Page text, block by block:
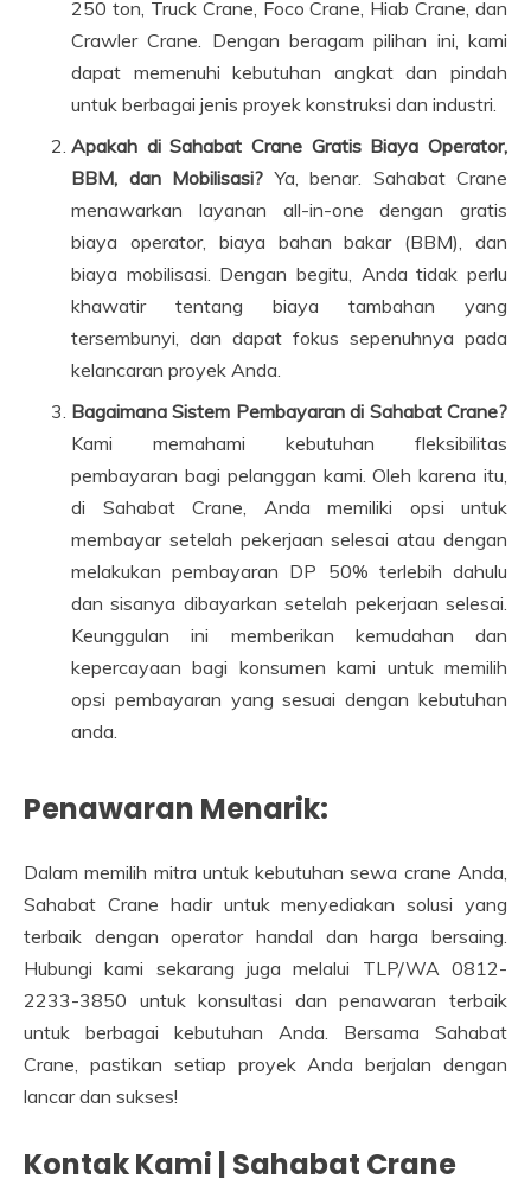
250 ton, Truck Crane, Foco Crane, Hiab Crane, dan
Crawler Crane. Dengan beragam pilihan ini, kami
dapat memenuhi kebutuhan angkat dan pindah
untuk berbagai jenis proyek konstruksi dan industri.
Apakah di Sahabat Crane Gratis Biaya Operator,
BBM, dan Mobilisasi? Ya, benar. Sahabat Crane
menawarkan layanan all-in-one dengan gratis
biaya operator, biaya bahan bakar (BBM), dan
biaya mobilisasi. Dengan begitu, Anda tidak perlu
khawatir tentang biaya tambahan yang
tersembunyi, dan dapat fokus sepenuhnya pada
kelancaran proyek Anda.
Bagaimana Sistem Pembayaran di Sahabat Crane?
Kami memahami kebutuhan fleksibilitas
pembayaran bagi pelanggan kami. Oleh karena itu,
di Sahabat Crane, Anda memiliki opsi untuk
membayar setelah pekerjaan selesai atau dengan
melakukan pembayaran DP 50% terlebih dahulu
dan sisanya dibayarkan setelah pekerjaan selesai.
Keunggulan ini memberikan kemudahan dan
kepercayaan bagi konsumen kami untuk memilih
opsi pembayaran yang sesuai dengan kebutuhan
anda.
Penawaran Menarik:
Dalam memilih mitra untuk kebutuhan sewa crane Anda,
Sahabat Crane hadir untuk menyediakan solusi yang
terbaik dengan operator handal dan harga bersaing.
Hubungi kami sekarang juga melalui TLP/WA 0812-
2233-3850 untuk konsultasi dan penawaran terbaik
untuk berbagai kebutuhan Anda. Bersama Sahabat
Crane, pastikan setiap proyek Anda berjalan dengan
lancar dan sukses!
Kontak Kami | Sahabat Crane